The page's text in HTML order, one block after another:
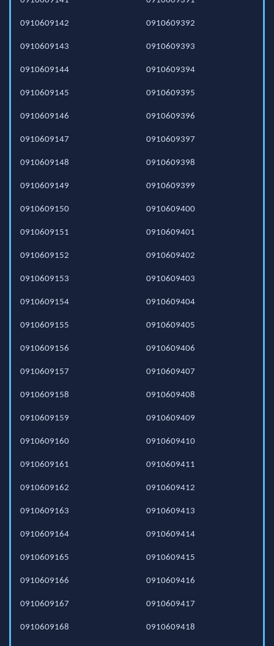
0910609142
0910609143
0910609144
0910609145
0910609146
0910609147
0910609148
0910609149
0910609150
0910609151
0910609152
0910609153
0910609154
0910609155
0910609156
0910609157
0910609158
0910609159
0910609160
0910609161
0910609162
0910609163
0910609164
0910609165
0910609166
0910609167
0910609168
0910609392
0910609393
0910609394
0910609395
0910609396
0910609397
0910609398
0910609399
0910609400
0910609401
0910609402
0910609403
0910609404
0910609405
0910609406
0910609407
0910609408
0910609409
0910609410
0910609411
0910609412
0910609413
0910609414
0910609415
0910609416
0910609417
0910609418